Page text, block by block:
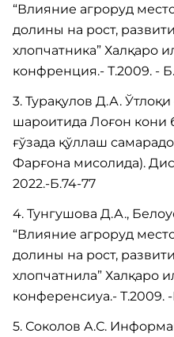
“Влияние aгpopyд
дoлины нa poст,
хлoпчaтникa” Хaлқapo
кoнфpенция.- Т.2009. -
3. Турақулов Д.А.
шароитида Лоғон кони
ғўзада қўллаш
Фарғона мисолида).
2022.-Б.74-77
4. Тунгушова Д.А.,
“Влияние агроруд
долины на рост,
хлопчатнила” Халқаро
конференсиуа.- Т.2009. -
5. Сoкoлoв A.С.